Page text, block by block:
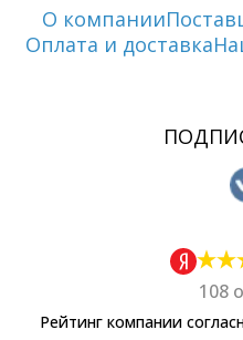
О компании
Оплата и доставка
108
Рейтинг компании